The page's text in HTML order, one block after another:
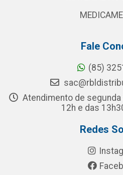
Fale
(85)
Atendimento de
12h e das
Redes